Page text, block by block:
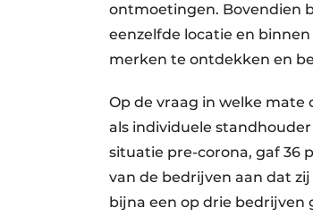
ontmoetingen. Bovendien
eenzelfde locatie en
merken te ontdekken en
Op de vraag in welke
als individuele
situatie pre-corona, gaf 36
van de bedrijven aan dat
bijna een op drie bedrijven